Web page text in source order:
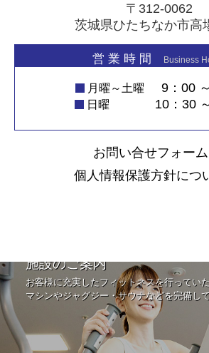
〒312-0062
茨城県ひたちなか市高
営 業 時 間 Business
月曜～土曜 9：00
日曜 10：30
お問い合せフォーム
個人情報保護方針につ
施設のご案内
お客様に充実したフィットネスを行ってい
マシンやジャグジー・サウナなどを完備し